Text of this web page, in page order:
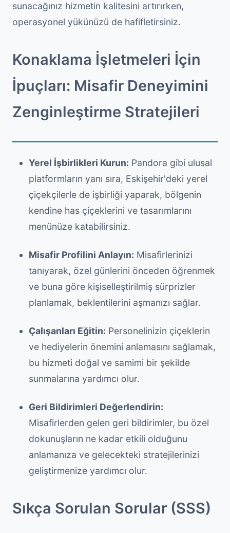
sunacağınız hizmetin kalitesini artırırken,
operasyonel yükünüzü de hafifletirsiniz.
Konaklama İşletmeleri İçin
İpuçları: Misafir Deneyimini
Zenginleştirme Stratejileri
Yerel İşbirlikleri Kurun: Pandora gibi ulusal
platformların yanı sıra, Eskişehir'deki yerel
çiçekçilerle de işbirliği yaparak, bölgenin
kendine has çiçeklerini ve tasarımlarını
menünüze katabilirsiniz.
Misafir Profilini Anlayın: Misafirlerinizi
tanıyarak, özel günlerini önceden öğrenmek
ve buna göre kişiselleştirilmiş sürprizler
planlamak, beklentilerini aşmanızı sağlar.
Çalışanları Eğitin: Personelinizin çiçeklerin
ve hediyelerin önemini anlamasını sağlamak,
bu hizmeti doğal ve samimi bir şekilde
sunmalarına yardımcı olur.
Geri Bildirimleri Değerlendirin:
Misafirlerden gelen geri bildirimler, bu özel
dokunuşların ne kadar etkili olduğunu
anlamanıza ve gelecekteki stratejilerinizi
geliştirmenize yardımcı olur.
Sıkça Sorulan Sorular (SSS)